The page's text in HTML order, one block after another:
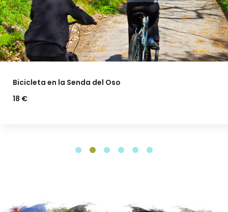
Bicicleta en la Senda del Oso
18 €